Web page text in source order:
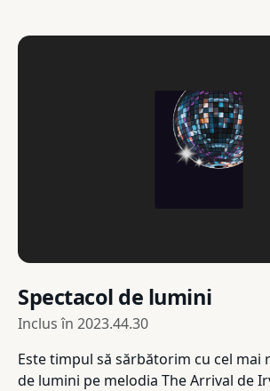
Spectacol de lumini
Inclus în 2023.44.30
Este timpul să sărbătorim cu cel mai
de lumini pe melodia The Arrival de